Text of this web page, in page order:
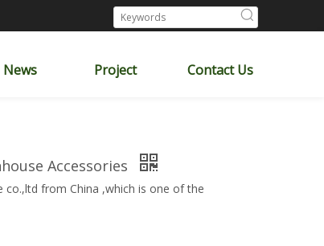
News Project Contact Us
Accessories
from China ,which is one of the